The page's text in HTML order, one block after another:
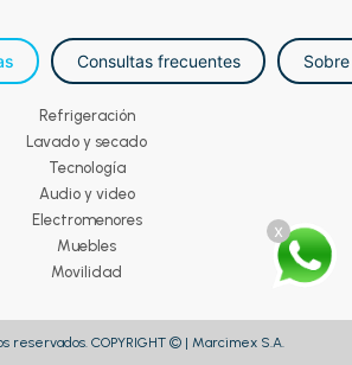
x
Consultas frecuentes
Refrigeración
Lavado y secado
Tecnología
Audio y video
Electromenores
Muebles
Movilidad
reservados. COPYRIGHT © | Marcimex S.A.